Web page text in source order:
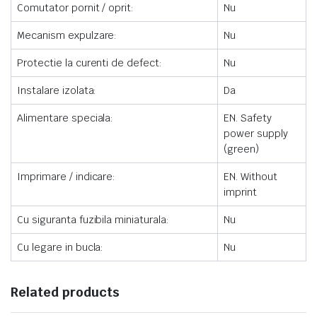
Comutator pornit / oprit: Nu
Mecanism expulzare: Nu
Protectie la curenti de defect: Nu
Instalare izolata: Da
Alimentare speciala:
EN. Safety
power supply
(green)
Imprimare / indicare:
EN. Without
imprint
Cu siguranta fuzibila miniaturala: Nu
Cu legare in bucla: Nu
Related products